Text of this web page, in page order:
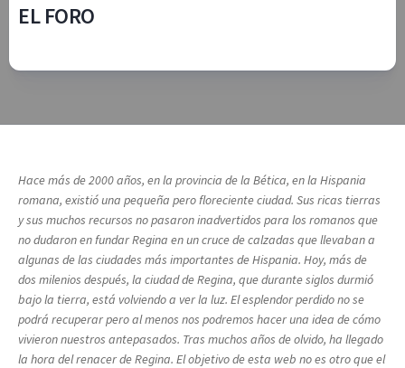
EL FORO
Hace más de 2000 años, en la provincia de la Bética, en la Hispania
romana, existió una pequeña pero floreciente ciudad. Sus ricas tierras
y sus muchos recursos no pasaron inadvertidos para los romanos que
no dudaron en fundar Regina en un cruce de calzadas que llevaban a
algunas de las ciudades más importantes de Hispania. Hoy, más de
dos milenios después, la ciudad de Regina, que durante siglos durmió
bajo la tierra, está volviendo a ver la luz. El esplendor perdido no se
podrá recuperar pero al menos nos podremos hacer una idea de cómo
vivieron nuestros antepasados. Tras muchos años de olvido, ha llegado
la hora del renacer de Regina. El objetivo de esta web no es otro que el